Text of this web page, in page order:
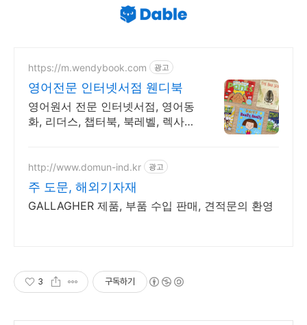
https://m.wendybook.com 광고
영어전문 인터넷서점 웬디북
영어원서 전문 인터넷서점, 영어동
화, 리더스, 챕터북, 북레벨, 렉사일
http://www.domun-ind.kr 광고
주 도문, 해외기자재
GALLAGHER 제품, 부품 수입 판매, 견적문의 환영
3 구독하기